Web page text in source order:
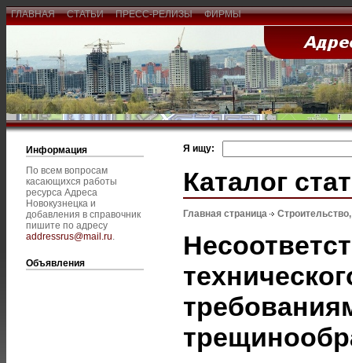
ГЛАВНАЯ СТАТЬИ ПРЕСС-РЕЛИЗЫ ФИРМЫ
Информация
По всем вопросам
касающихся работы
ресурса Адреса
Новокузнецка и
добавления в справочник
пишите по адресу
addressrus@mail.ru.
Объявления
Я ищу:
Каталог
Главная страница